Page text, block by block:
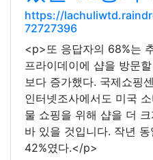
https://
72727396
<p>또 응답자의 68%는
프라이데이에 샵을 방문
보다 증가했다. 국제쇼핑
인터넷조사에서도 미국
물 쇼핑을 위해 샵을 더
바 있을 것입니다. 작년
42%였다.</p>